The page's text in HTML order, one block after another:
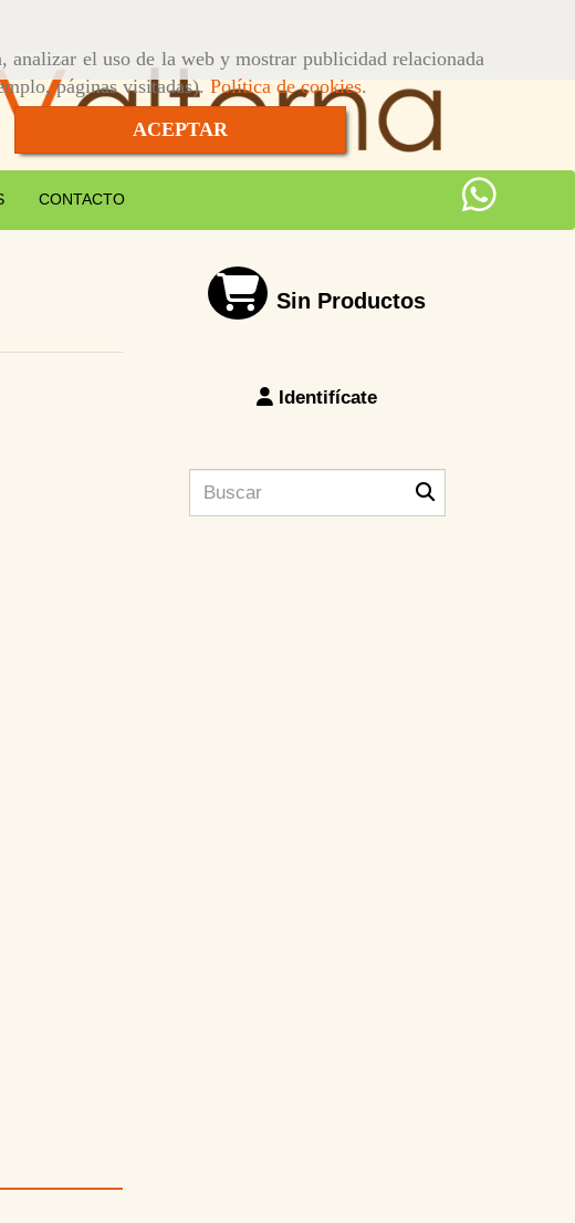
el uso de la web y mostrar publicidad relacionada
páginas visitadas). Política de cookies.
ACEPTAR
CONTACTO
Sin Productos
Identifícate